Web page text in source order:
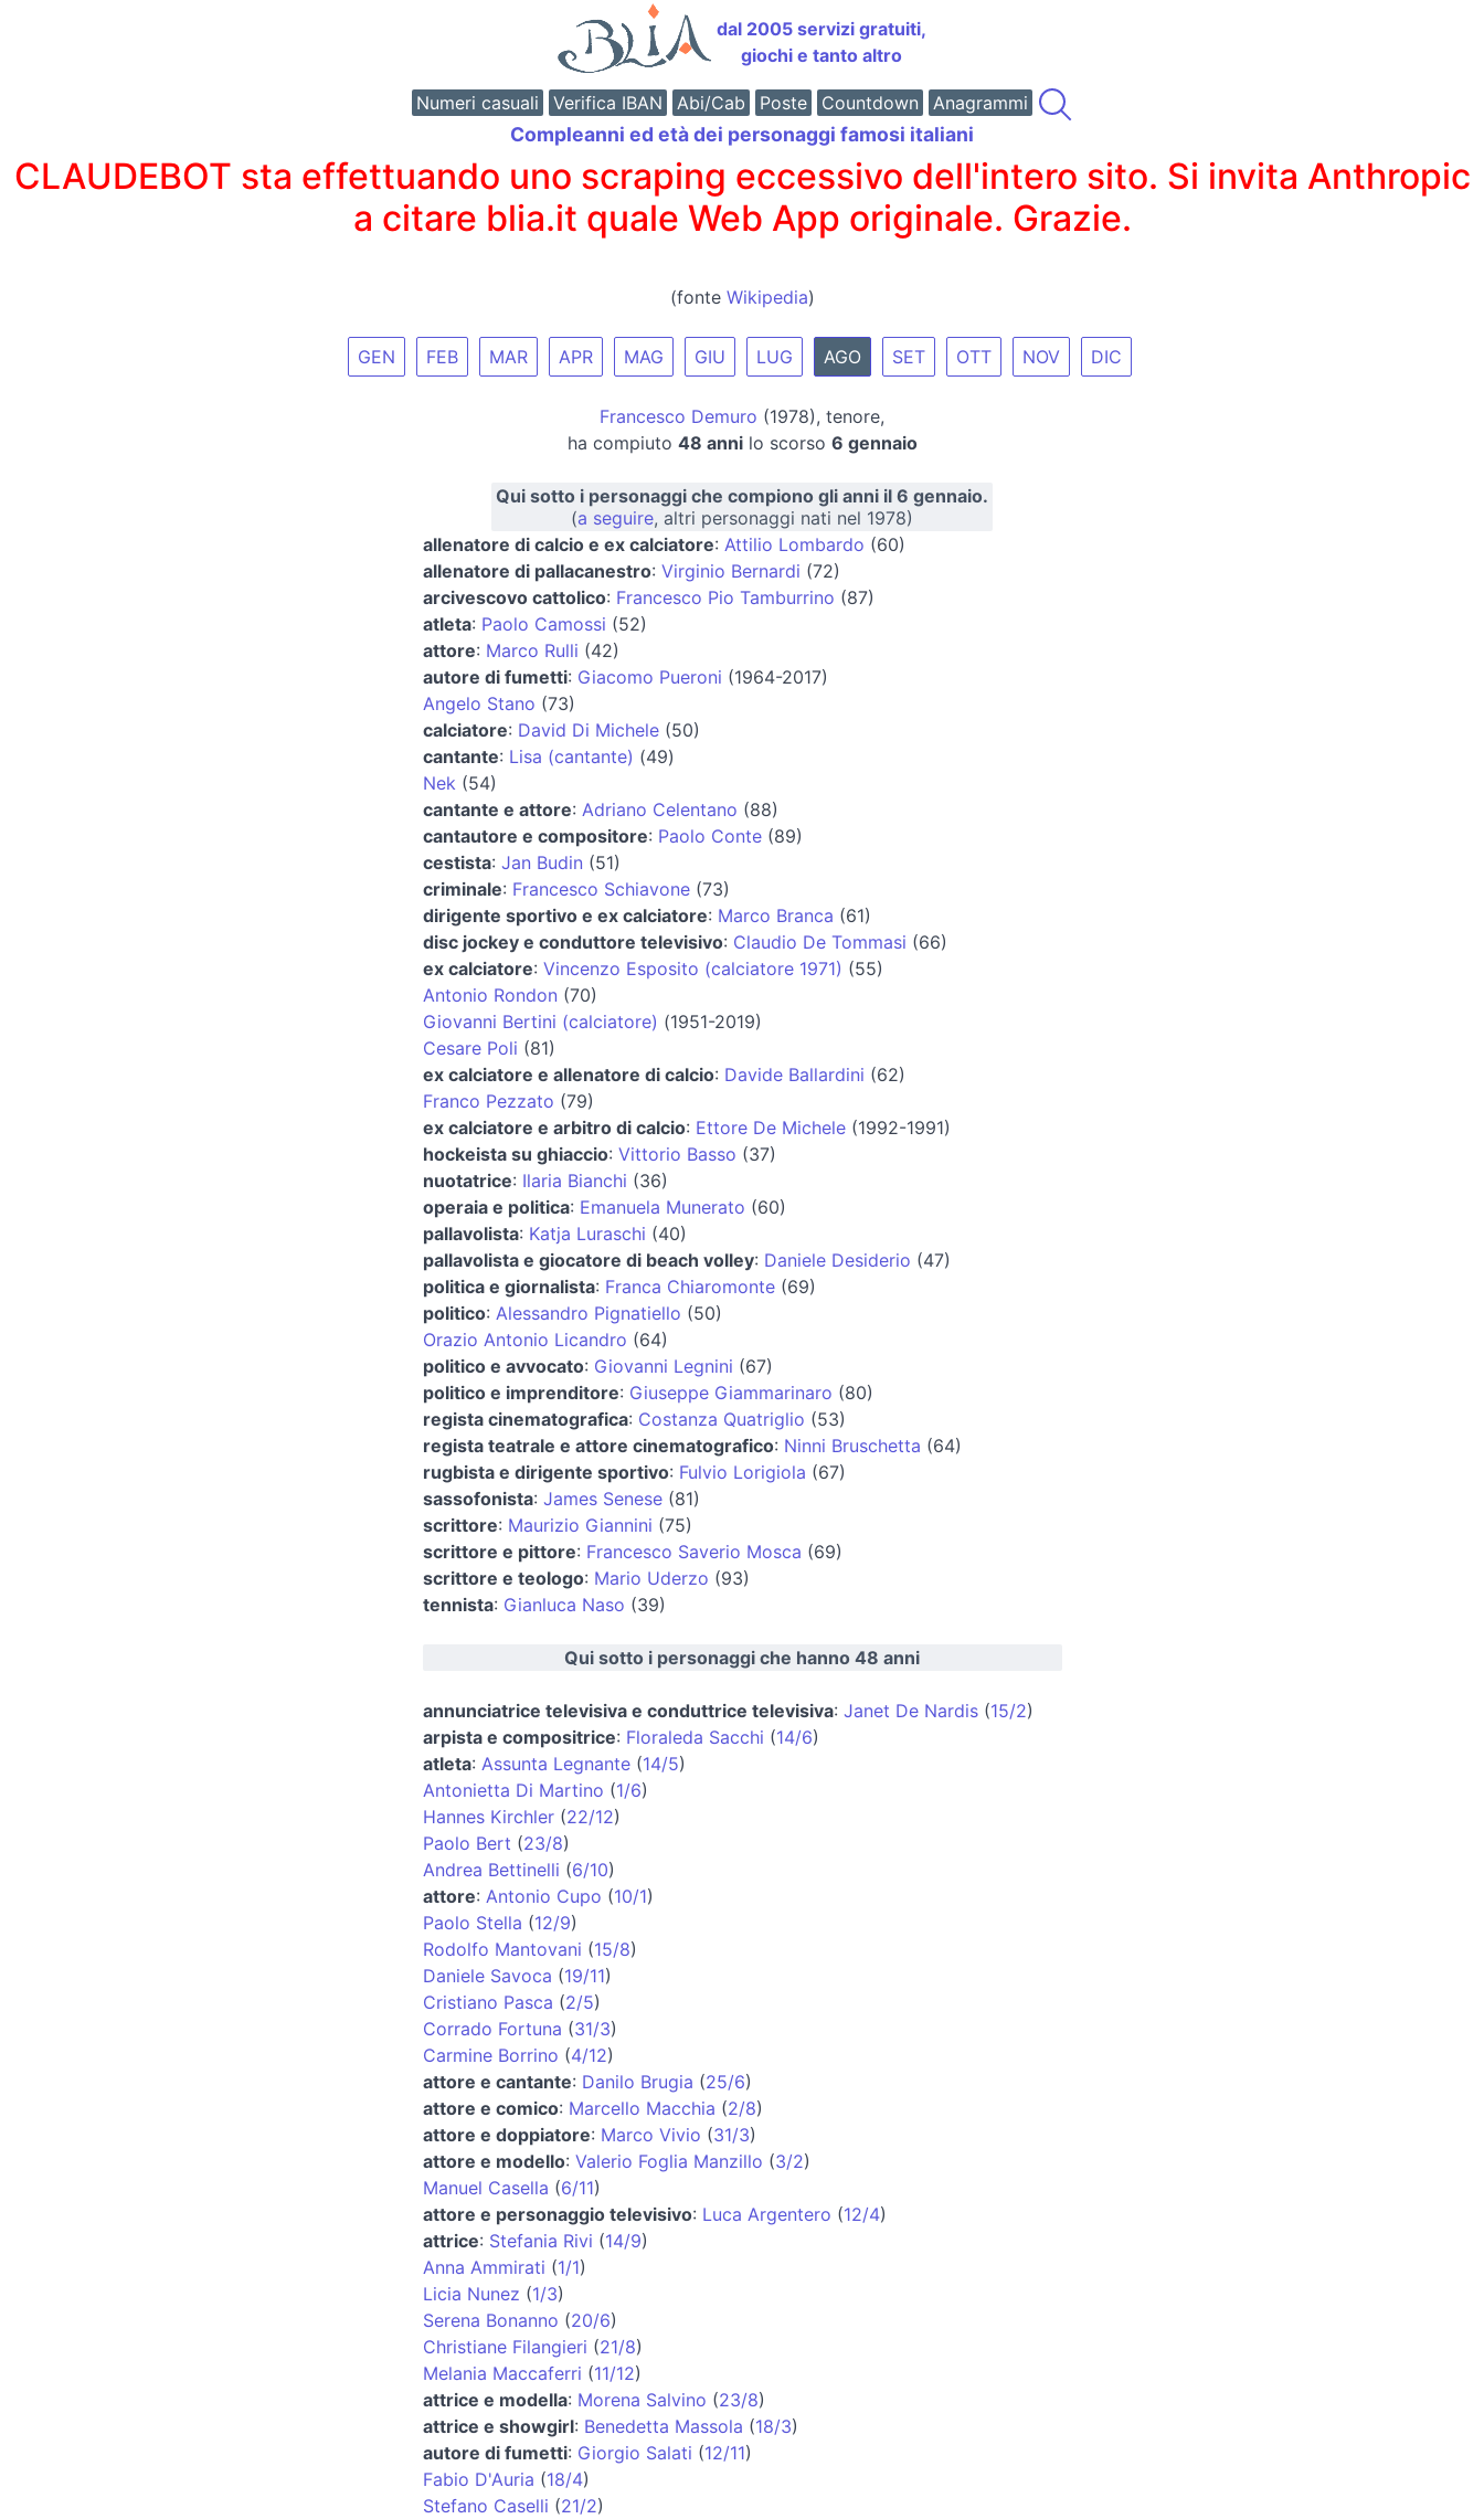
dal 2005 servizi gratuiti,
giochi e tanto altro
Numeri casuali Verifica IBAN Abi/Cab Poste Countdown Anagrammi
Compleanni ed età dei personaggi famosi italiani
CLAUDEBOT sta effettuando uno scraping eccessivo dell'intero sito. Si invita Anthropic
a citare blia.it quale Web App originale. Grazie.
(fonte Wikipedia)
GEN FEB MAR APR MAG GIU LUG AGO SET OTT NOV DIC
Francesco Demuro (1978), tenore,
ha compiuto 48 annilo scorso 6 gennaio
Qui sotto i personaggi che compiono gli anni il 6 gennaio.
(a seguire, altri personaggi nati nel 1978)
allenatore di calcio e ex calciatore: Attilio Lombardo (60)
allenatore di pallacanestro: Virginio Bernardi (72)
arcivescovo cattolico: Francesco Pio Tamburrino (87)
atleta: Paolo Camossi (52)
attore: Marco Rulli (42)
autore di fumetti: Giacomo Pueroni (1964-2017)
Angelo Stano (73)
calciatore: David Di Michele(50)
cantante: Lisa (cantante) (49)
Nek (54)
cantante e attore: Adriano Celentano (88)
cantautore e compositore: Paolo Conte(89)
cestista: Jan Budin (51)
criminale: Francesco Schiavone(73)
dirigente sportivo e ex calciatore: Marco Branca (61)
disc jockey e conduttore televisivo: Claudio De Tommasi (66)
ex calciatore: Vincenzo Esposito (calciatore 1971) (55)
Antonio Rondon (70)
Giovanni Bertini (calciatore) (1951-2019)
Cesare Poli (81)
ex calciatore e allenatore di calcio: Davide Ballardini (62)
Franco Pezzato (79)
ex calciatore e arbitro di calcio: Ettore De Michele(1992-1991)
hockeista su ghiaccio: Vittorio Basso (37)
nuotatrice: Ilaria Bianchi (36)
operaia e politica: Emanuela Munerato (60)
pallavolista: Katja Luraschi (40)
pallavolista e giocatore di beach volley: Daniele Desiderio (47)
politica e giornalista: Franca Chiaromonte(69)
politico: Alessandro Pignatiello (50)
Orazio Antonio Licandro (64)
politico e avvocato: Giovanni Legnini (67)
politico e imprenditore: Giuseppe Giammarinaro (80)
regista cinematografica: Costanza Quatriglio (53)
regista teatrale e attore cinematografico: Ninni Bruschetta (64)
rugbista e dirigente sportivo: Fulvio Lorigiola (67)
sassofonista: James Senese(81)
scrittore: Maurizio Giannini (75)
scrittore e pittore: Francesco Saverio Mosca (69)
scrittore e teologo: Mario Uderzo (93)
tennista: Gianluca Naso (39)
Qui sotto i personaggi che hanno 48 anni
annunciatrice televisiva e conduttrice televisiva: Janet De Nardis(15/2)
arpista e compositrice: Floraleda Sacchi (14/6)
atleta: Assunta Legnante(14/5)
Antonietta Di Martino (1/6)
Hannes Kirchler(22/12)
Paolo Bert (23/8)
Andrea Bettinelli (6/10)
attore: Antonio Cupo (10/1)
Paolo Stella (12/9)
Rodolfo Mantovani (15/8)
Daniele Savoca (19/11)
Cristiano Pasca (2/5)
Corrado Fortuna (31/3)
Carmine Borrino (4/12)
attore e cantante: Danilo Brugia (25/6)
attore e comico: Marcello Macchia (2/8)
attore e doppiatore: Marco Vivio (31/3)
attore e modello: Valerio Foglia Manzillo (3/2)
Manuel Casella (6/11)
attore e personaggio televisivo: Luca Argentero (12/4)
attrice: Stefania Rivi (14/9)
Anna Ammirati (1/1)
Licia Nunez (1/3)
Serena Bonanno (20/6)
Christiane Filangieri (21/8)
Melania Maccaferri (11/12)
attrice e modella: Morena Salvino (23/8)
attrice e showgirl: Benedetta Massola (18/3)
autore di fumetti: Giorgio Salati (12/11)
Fabio D'Auria (18/4)
Stefano Caselli (21/2)